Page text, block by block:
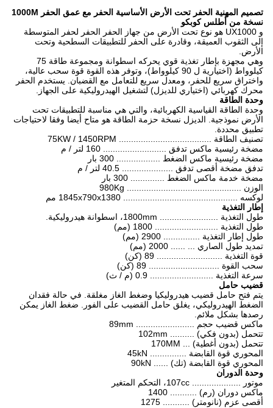
تصميم المهنية الحفر تحت الأرض الأساسية الحفر مع عمق الحفر 1000M
نسخة من أطلس كوبكو
و UX1000 هو نوع تحت الأرض من جهاز الحفر الحفر لحفر المتوسطة
إلى الثقوب العميقة، وقادرة على الحفر للتطبيقات السطحية وتحت
الأرض.
وهي مجهزة بإطار تغذية قوي يحركه اسطوانة ومجموعة طاقة 75
كيلوواط (اختيارية ل 90 كيلوواط)، وتوفر هذه القوة قوة سحب عالية،
واختراق سريع للحفر، ومعدل سريع للتعامل مع القضبان. يستخدم الحفر
محرك كهربائي (اختياري للديزل) لتشغيل الهيدروليكية على الجهاز.
وحدة الطاقة
وحدة الطاقة القياسية الكهربائية، والتي هي مناسبة للتطبيقات تحت
الأرض نموذجية. الديزل نسخة حزمة الطاقة هو متاح أيضا وفقا لاحتياجات
تطبيق محددة.
تصنيف الطاقة ...................................... 75KW / 1450RPM
مضخة رئيسية ماكس تدفق .......................... 160 لتر / م
مضخة رئيسية ماكس الضغط .................. 300 بار
تدفق مضخة أقصى تدفق ..................... 40.5 لتر / م
مضخة خدمة ماكس الضغط .............. 300 بار
الوزن ............................................... 980Kg
لوكسه ............................................... 1845x790x1380 مم
إطار التغذية
طول التغذية ........................ 1800mm، اسطوانة هيدروليكية.
طول التغذية .......................... 1800 (مم)
طول إطار التغذية ............... 2900 (مم)
تمديد طول الصاري ... ...... 2000 (مم)
قوة التغذية ........................... 89 (كن)
سحب القوة ............................. 89 (كن)
سرعة التغذية .......................... 0.9 (م / ث)
قضيب حامل
يتم فتح حامل قضيب هيدروليكيا وضغط الغاز مغلقة. في حالة فقدان
الضغط الهيدروليكي، يغلق حامل القضيب على الفور. ضغط الغاز يمكن
رصدها بشكل ملائم.
ماكس قضيب حجم ........................ 89mm
تتحمل (بدون فكي) .......... 102mm
تتحمل (بدون أغطية) ... 170MM
المحوري قوة القابضة ............... 45kN
المحوري قوة القابضة (تك) ...... 90kN
وحدة الدوران
موتور .................... 107cc، التحكم المتغير
ماكس دوران (رم) ........... 1400
أقصى عزم (نانومتر) ........... 1275